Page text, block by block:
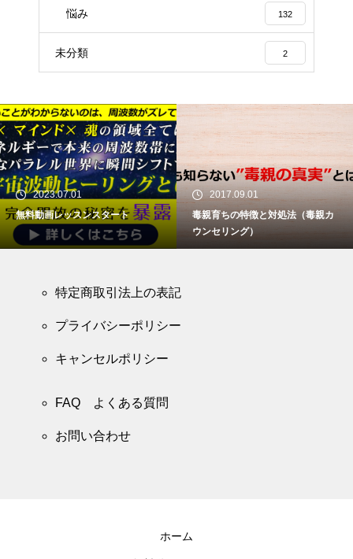
悩み 132
未分類 2
2023.07.01
無料動画レッスンスタート
2017.09.01
毒親育ちの特徴と対処法（毒親カ
ウンセリング）
特定商取引法上の表記
プライバシーポリシー
キャンセルポリシー
FAQ よくある質問
お問い合わせ
ホーム